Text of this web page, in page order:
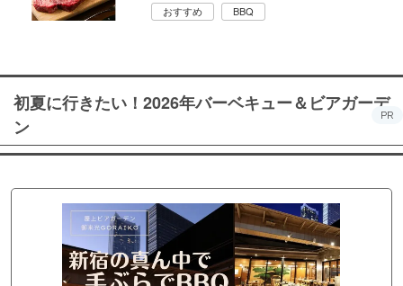
おすすめ BBQ
初夏に行きたい！2026年バーベキュー＆ビアガーデ
ン
PR